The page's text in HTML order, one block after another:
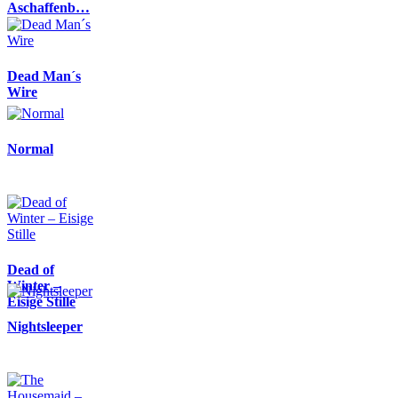
Aschaffenb…
Dead Man´s
Wire
Normal
Dead of
Winter –
Eisige Stille
Nightsleeper